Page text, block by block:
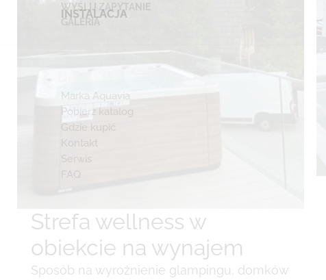
WYŚLIJ ZAPYTANIE
GALERIA
Marka Aquavia
Pobierz katalog
Gdzie kupić
Kontakt
Serwis
FAQ
INSTALACJA
Strefa wellness w
obiekcie na wynajem
Sposób na wyróżnienie glampingu, domków